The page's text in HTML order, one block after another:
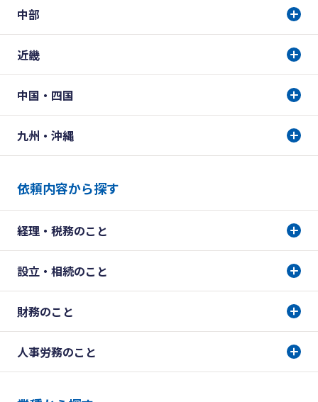
中部
近畿
中国・四国
九州・沖縄
依頼内容から探す
経理・税務のこと
設立・相続のこと
財務のこと
人事労務のこと